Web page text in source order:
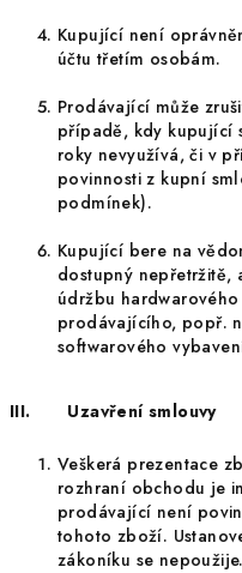
Kupující není
účtu třetím osobám.
Prodávající může
případě, kdy kupující
roky nevyužívá, či v
povinnosti z kupní
podmínek).
Kupující bere na
dostupný nepřetržitě,
údržbu
prodávajícího, popř.
softwarového
III. Uzavření smlouvy
Veškerá prezentace
rozhraní obchodu je
prodávající není
tohoto zboží.
zákoníku se nepoužije.